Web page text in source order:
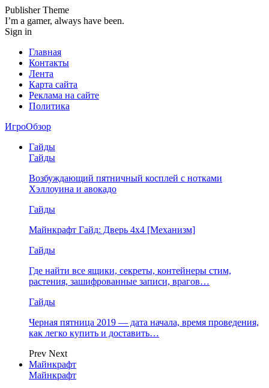
Publisher Theme
I’m a gamer, always have been.
Sign in
Главная
Контакты
Лента
Карта сайта
Реклама на сайте
Политика
ИгроОбзор
Гайды
Гайды
Возбуждающий пятничный косплей с нотками
Хэллоуина и авокадо
Гайды
Майнкрафт Гайд: Дверь 4х4 [Механизм]
Гайды
Где найти все ящики, секреты, контейнеры стим,
растения, зашифрованные записи, врагов…
Гайды
Черная пятница 2019 — дата начала, время проведения,
как легко купить и доставить…
Prev Next
Майнкрафт
Майнкрафт